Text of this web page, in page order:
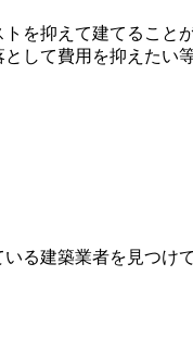
を抑えて建てることが
て費用を抑えたい
る建築業者を見つけ